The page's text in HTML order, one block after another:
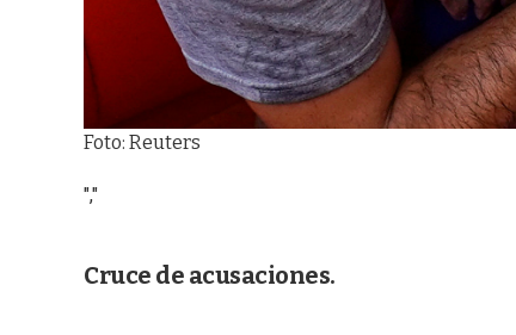
Foto: Reuters
","
Cruce de acusaciones.